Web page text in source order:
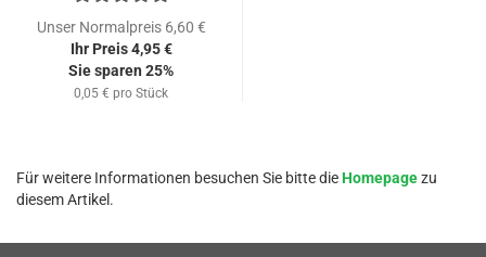
Unser Normalpreis 6,60 €
Ihr Preis 4,95 €
Sie sparen 25%
0,05 € pro Stück
Für weitere Informationen besuchen Sie bitte dieHomepagezu
diesem Artikel.